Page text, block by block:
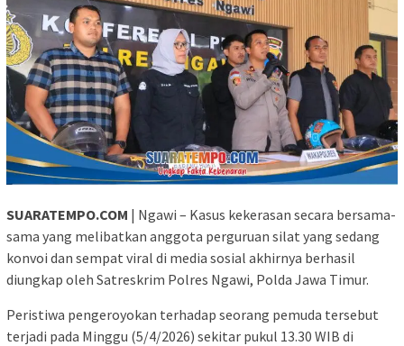
SUARATEMPO.COM | Ngawi – Kasus kekerasan secara bersama-
sama yang melibatkan anggota perguruan silat yang sedang
konvoi dan sempat viral di media sosial akhirnya berhasil
diungkap oleh Satreskrim Polres Ngawi, Polda Jawa Timur.
Peristiwa pengeroyokan terhadap seorang pemuda tersebut
terjadi pada Minggu (5/4/2026) sekitar pukul 13.30 WIB di